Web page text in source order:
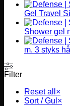
Gel Travel
Shower gel
m. 3 styks
Filter
Reset all ×
Sort / Gul ×